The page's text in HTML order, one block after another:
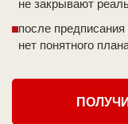
не закрывают
после
нет понятного